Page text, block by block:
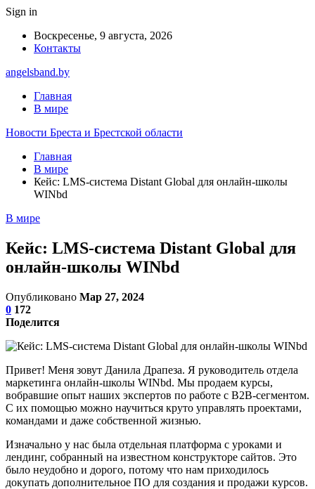
Sign in
Воскресенье, 9 августа, 2026
Контакты
angelsband.by
Главная
В мире
Новости Бреста и Брестской области
Главная
В мире
Кейс: LMS-система Distant Global для онлайн-школы
WINbd
В мире
Кейс: LMS-система Distant Global для
онлайн-школы WINbd
Опубликовано Мар 27, 2024
0 172
Поделится
Привет! Меня зовут Данила Драпеза. Я руководитель отдела
маркетинга онлайн-школы WINbd. Мы продаем курсы,
вобравшие опыт наших экспертов по работе с B2B-сегментом.
С их помощью можно научиться круто управлять проектами,
командами и даже собственной жизнью.
Изначально у нас была отдельная платформа с уроками и
лендинг, собранный на известном конструкторе сайтов. Это
было неудобно и дорого, потому что нам приходилось
докупать дополнительное ПО для создания и продажи курсов.